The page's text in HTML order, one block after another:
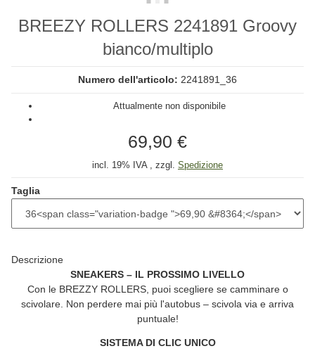
BREEZY ROLLERS 2241891 Groovy
bianco/multiplo
Numero dell'articolo: 2241891_36
Attualmente non disponibile
69,90 €
incl. 19% IVA , zzgl. Spedizione
Taglia
Descrizione
SNEAKERS – IL PROSSIMO LIVELLO
Con le BREZZY ROLLERS, puoi scegliere se camminare o
scivolare. Non perdere mai più l'autobus – scivola via e arriva
puntuale!
SISTEMA DI CLIC UNICO